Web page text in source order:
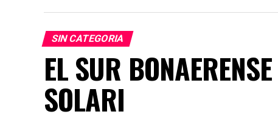
SIN CATEGORIA
EL SUR
SOLARI